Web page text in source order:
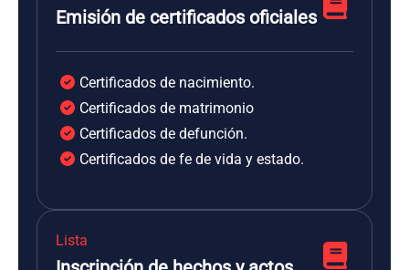
Emisión de certificados oficiales
Certificados de nacimiento.
Certificados de matrimonio
Certificados de defunción.
Certificados de fe de vida y estado.
Lista